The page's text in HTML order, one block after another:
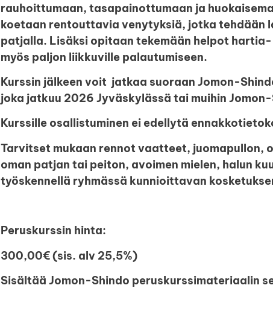
rauhoittumaan, tasapainottumaan ja
koetaan rentouttavia venytyksiä, jotka tehdään
patjalla. Lisäksi opitaan tekemään helpot
myös paljon liikkuville palautumiseen.
Kurssin jälkeen voit jatkaa suoraan Jomon-
joka jatkuu 2026 Jyväskylässä tai muihin
Kurssille osallistuminen ei edellytä
Tarvitset mukaan rennot vaatteet, juomapullon,
oman patjan tai peiton, avoimen mielen, halun
työskennellä ryhmässä kunnioittavan
Peruskurssin hinta:
300,00€ (sis. alv 25,5%)
Sisältää Jomon-Shindo peruskurssimateriaalin